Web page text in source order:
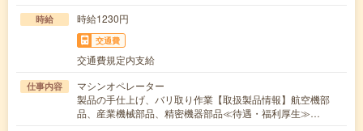
時給 時給1230円
交通費
交通費規定内支給
仕事内容
マシンオペレーター
製品の手仕上げ、バリ取り作業【取扱製品情報】航空機部
品、産業機械部品、精密機器部品≪待遇・福利厚生≫…